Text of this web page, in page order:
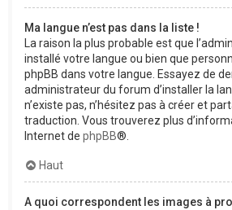
Ma langue n’est pas dans la liste !
La raison la plus probable est que
installé votre langue ou bien que
phpBB dans votre langue. Essayez de
administrateur du forum d’installer la
n’existe pas, n’hésitez pas à créer et
traduction. Vous trouverez plus
Internet de phpBB®.
Haut
A quoi correspondent les images à